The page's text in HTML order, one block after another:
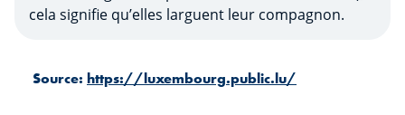
cela signifie qu’elles larguent leur compagnon.
Source: https://luxembourg.public.lu/